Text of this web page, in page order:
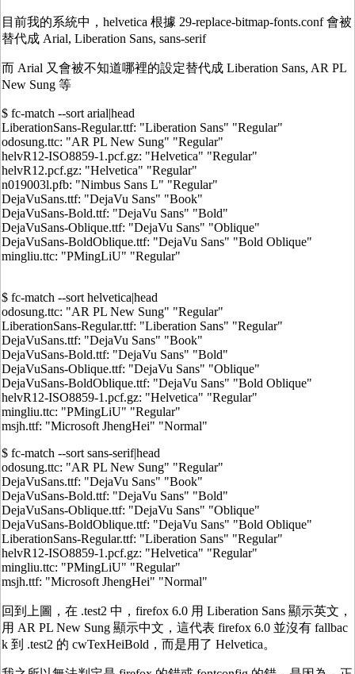
目前我的系統中，helvetica 根據 29-replace-bitmap-fonts.conf 會被
替代成 Arial, Liberation Sans, sans-serif
而 Arial 又會被不知道哪裡的設定替代成 Liberation Sans, AR PL
New Sung 等
$ fc-match --sort arial|head
LiberationSans-Regular.ttf: "Liberation Sans" "Regular"
odosung.ttc: "AR PL New Sung" "Regular"
helvR12-ISO8859-1.pcf.gz: "Helvetica" "Regular"
helvR12.pcf.gz: "Helvetica" "Regular"
n019003l.pfb: "Nimbus Sans L" "Regular"
DejaVuSans.ttf: "DejaVu Sans" "Book"
DejaVuSans-Bold.ttf: "DejaVu Sans" "Bold"
DejaVuSans-Oblique.ttf: "DejaVu Sans" "Oblique"
DejaVuSans-BoldOblique.ttf: "DejaVu Sans" "Bold Oblique"
mingliu.ttc: "PMingLiU" "Regular"
$ fc-match --sort helvetica|head
odosung.ttc: "AR PL New Sung" "Regular"
LiberationSans-Regular.ttf: "Liberation Sans" "Regular"
DejaVuSans.ttf: "DejaVu Sans" "Book"
DejaVuSans-Bold.ttf: "DejaVu Sans" "Bold"
DejaVuSans-Oblique.ttf: "DejaVu Sans" "Oblique"
DejaVuSans-BoldOblique.ttf: "DejaVu Sans" "Bold Oblique"
helvR12-ISO8859-1.pcf.gz: "Helvetica" "Regular"
mingliu.ttc: "PMingLiU" "Regular"
msjh.ttf: "Microsoft JhengHei" "Normal"
$ fc-match --sort sans-serif|head
odosung.ttc: "AR PL New Sung" "Regular"
DejaVuSans.ttf: "DejaVu Sans" "Book"
DejaVuSans-Bold.ttf: "DejaVu Sans" "Bold"
DejaVuSans-Oblique.ttf: "DejaVu Sans" "Oblique"
DejaVuSans-BoldOblique.ttf: "DejaVu Sans" "Bold Oblique"
LiberationSans-Regular.ttf: "Liberation Sans" "Regular"
helvR12-ISO8859-1.pcf.gz: "Helvetica" "Regular"
mingliu.ttc: "PMingLiU" "Regular"
msjh.ttf: "Microsoft JhengHei" "Normal"
回到上圖，在 .test2 中，firefox 6.0 用 Liberation Sans 顯示英文，
用 AR PL New Sung 顯示中文，這代表 firefox 6.0 並沒有 fallbac
k 到 .test2 的 cwTexHeiBold，而是用了 Helvetica。